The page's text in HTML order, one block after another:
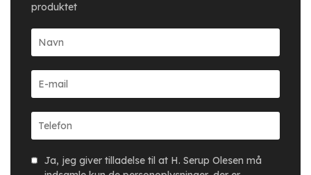
produktet
Ja, jeg giver tilladelse til at H. Serup Olesen må